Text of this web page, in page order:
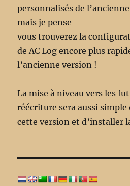
personnalisés de
mais je pense
vous trouverez la
de AC Log encore plus
l’ancienne version !
La mise à niveau vers les
réécriture sera aussi
cette version et d’installer